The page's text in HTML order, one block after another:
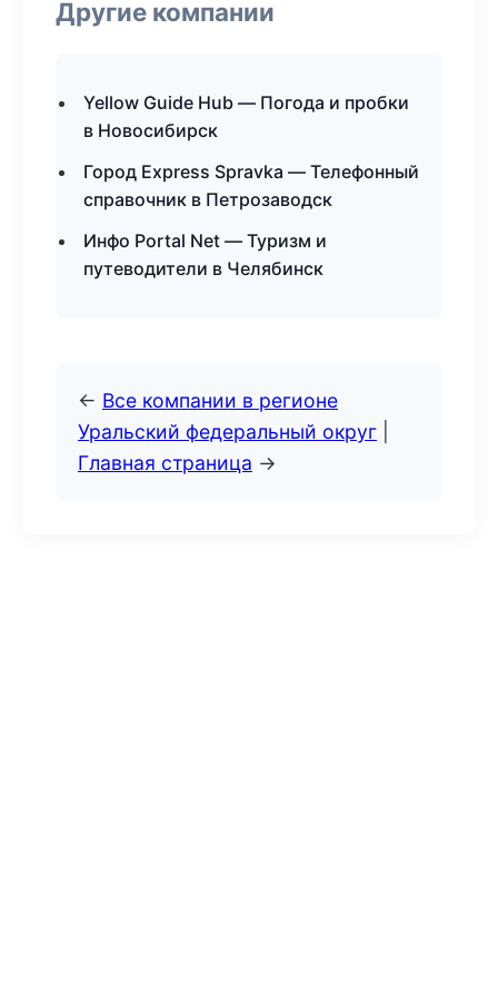
Другие компании
Yellow Guide Hub — Погода и пробки
в Новосибирск
Город Express Spravka — Телефонный
справочник в Петрозаводск
Инфо Portal Net — Туризм и
путеводители в Челябинск
← Все компании в регионе
Уральский федеральный округ
Главная страница →